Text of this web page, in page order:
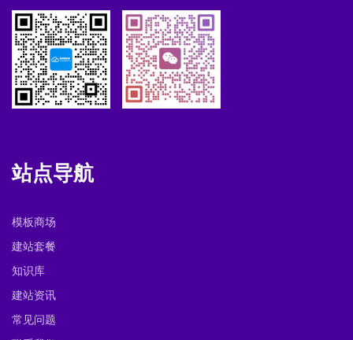
站点导航
模板商场
建站套餐
知识库
建站资讯
常见问题